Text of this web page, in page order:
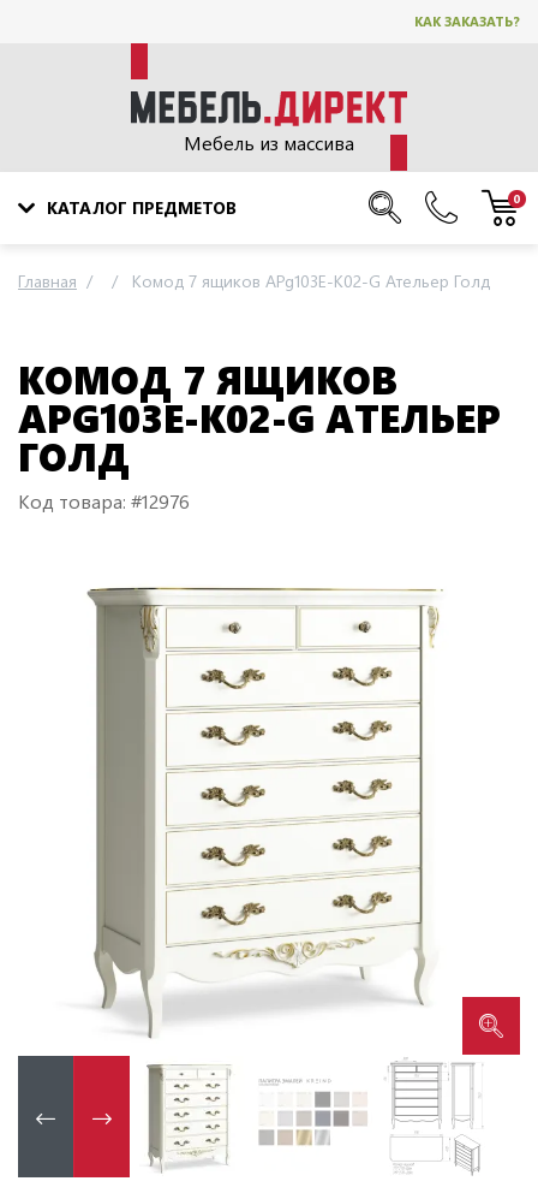
КАК ЗАКАЗАТЬ?
Мебель из массива
КАТАЛОГ ПРЕДМЕТОВ 0
Главная Комод 7 ящиков APg103E-K02-G Ательер Голд
КОМОД 7 ЯЩИКОВ
APG103E-K02-G АТЕЛЬЕР
ГОЛД
Код товара: #12976